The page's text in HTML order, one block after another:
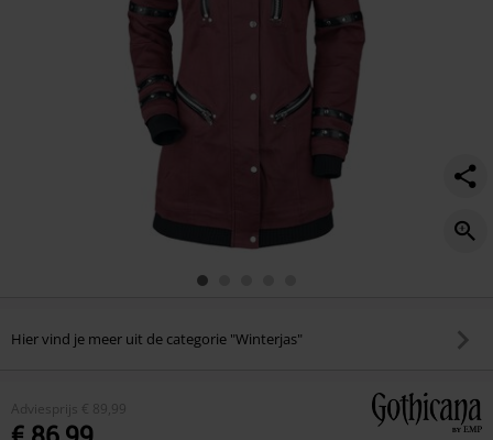
Hier vind je meer uit de categorie "Winterjas"
Adviesprijs € 89,99